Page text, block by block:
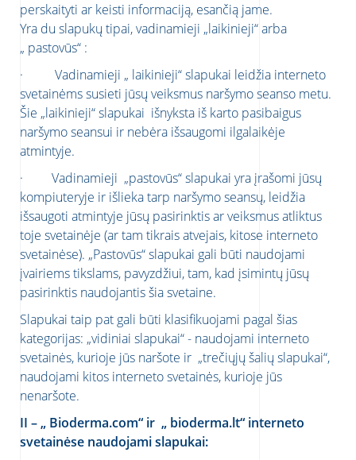
perskaityti ar keisti informaciją, esančią jame.
Yra du slapukų tipai, vadinamieji „laikinieji“ arba
„ pastovūs“ :
· Vadinamieji „ laikinieji“ slapukai leidžia interneto
svetainėms susieti jūsų veiksmus naršymo seanso metu.
Šie „laikinieji“ slapukai išnyksta iš karto pasibaigus
naršymo seansui ir nebėra išsaugomi ilgalaikėje
atmintyje.
· Vadinamieji „pastovūs“ slapukai yra įrašomi jūsų
kompiuteryje ir išlieka tarp naršymo seansų, leidžia
išsaugoti atmintyje jūsų pasirinktis ar veiksmus atliktus
toje svetainėje (ar tam tikrais atvejais, kitose interneto
svetainėse). „Pastovūs“ slapukai gali būti naudojami
įvairiems tikslams, pavyzdžiui, tam, kad įsimintų jūsų
pasirinktis naudojantis šia svetaine.
Slapukai taip pat gali būti klasifikuojami pagal šias
kategorijas: „vidiniai slapukai“ - naudojami interneto
svetainės, kurioje jūs naršote ir „trečiųjų šalių slapukai“,
naudojami kitos interneto svetainės, kurioje jūs
nenaršote.
II – „ Bioderma.com“ ir „ bioderma.lt“ interneto
svetainėse naudojami slapukai: